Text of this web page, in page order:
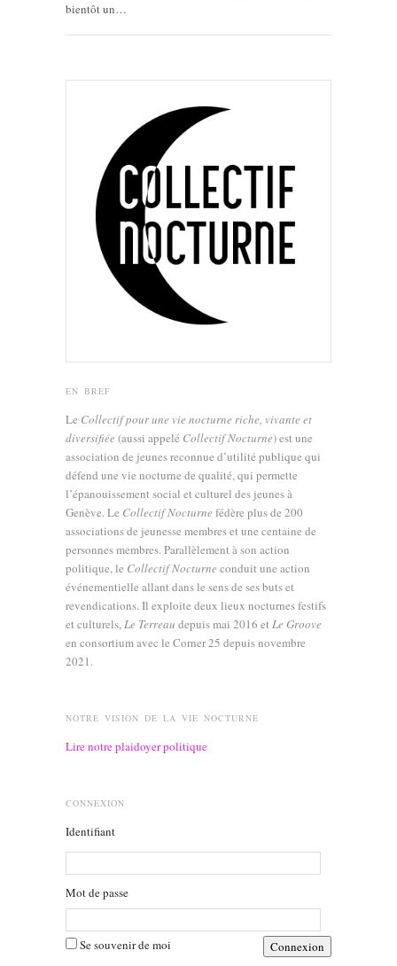
bientôt un…
EN BREF
Le Collectif pour une vie nocturne riche, vivante et
diversifiée (aussi appelé Collectif Nocturne) est une
association de jeunes reconnue d’utilité publique qui
défend une vie nocturne de qualité, qui permette
l’épanouissement social et culturel des jeunes à
Genève. Le Collectif Nocturne fédère plus de 200
associations de jeunesse membres et une centaine de
personnes membres. Parallèlement à son action
politique, le Collectif Nocturne conduit une action
événementielle allant dans le sens de ses buts et
revendications. Il exploite deux lieux nocturnes festifs
et culturels,Le Terreau depuis mai 2016 et Le Groove
en consortium avec le Corner 25 depuis novembre
2021.
NOTRE VISION DE LA VIE NOCTURNE
Lire notre plaidoyer politique
CONNEXION
Identifiant
Mot de passe
Se souvenir de moi